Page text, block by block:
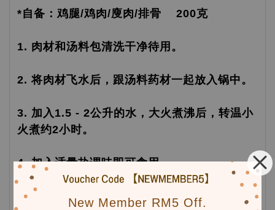
New Member RM5 Off.
*自备：鸡腿/鸡肉/廋肉/排骨 200克
1. 肉材和汤料包清洗干净待用。
2. 将肉材飞水后，跟汤料药材一起放入锅中。
3. 加入1.5 - 2公升的水，大火煮沸后，转温小
火煮约2小时。
4. 加入适量盐调味即可食用。